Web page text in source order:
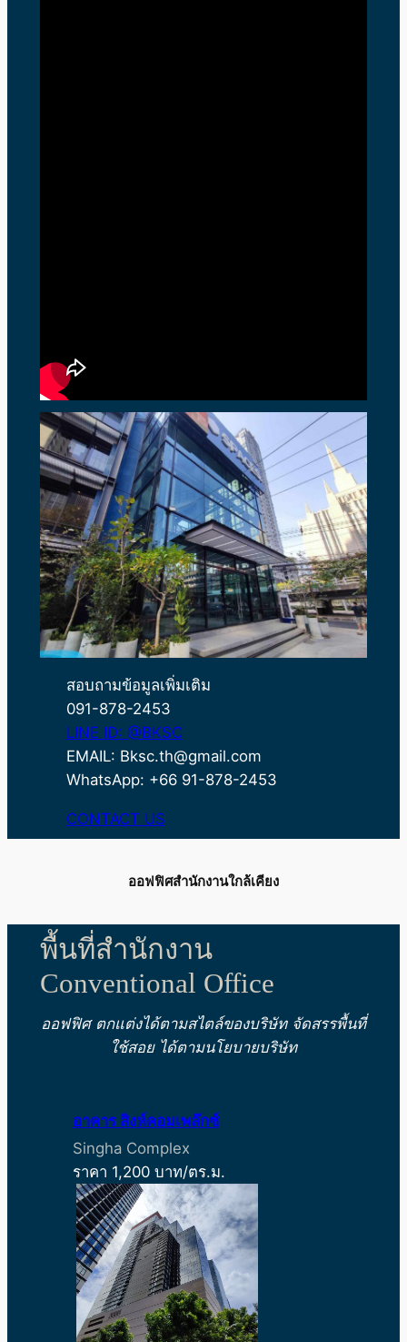
สอบถามข้อมูลเพิ่มเติม
091-878-2453
LINE ID: @BKSC
EMAIL: Bksc.th@gmail.com
WhatsApp: +66 91-878-2453
CONTACT US
ออฟฟิศสำนักงานใกล้เคียง
พื้นที่สำนักงาน
Conventional Office
ออฟฟิศ ตกแต่งได้ตามสไตล์ของบริษัท จัดสรรพื้นที่
ใช้สอย ได้ตามนโยบายบริษัท
อาคาร สิงห์คอมเพล๊กซ์
Singha Complex
ราคา 1,200 บาท/ตร.ม.